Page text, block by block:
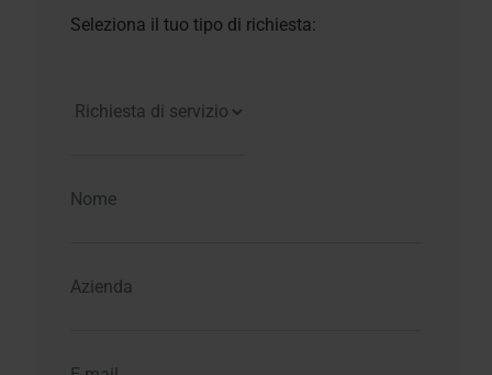
Seleziona il tuo tipo di richiesta: